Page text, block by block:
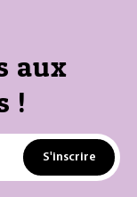
aux
!
S'inscrire